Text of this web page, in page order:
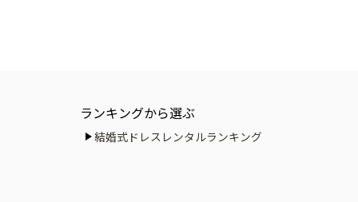
ランキングから選ぶ
結婚式ドレスレンタルランキング